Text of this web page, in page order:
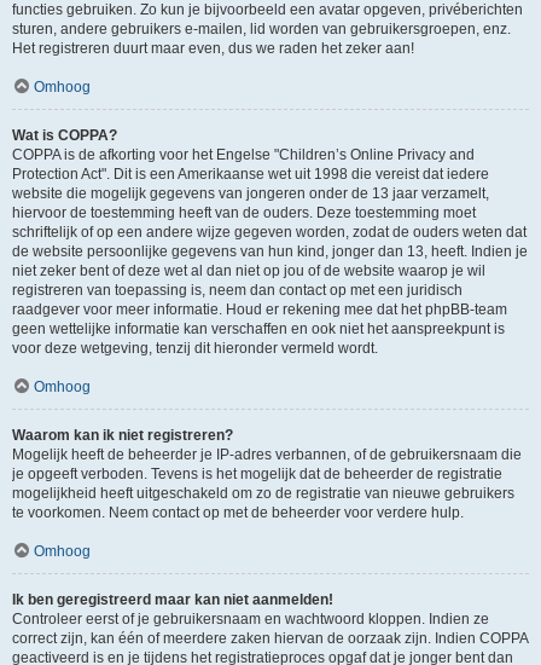
functies gebruiken. Zo kun je bijvoorbeeld een avatar opgeven, privéberichten
sturen, andere gebruikers e-mailen, lid worden van gebruikersgroepen, enz.
Het registreren duurt maar even, dus we raden het zeker aan!
Omhoog
Wat is COPPA?
COPPA is de afkorting voor het Engelse "Children’s Online Privacy and
Protection Act". Dit is een Amerikaanse wet uit 1998 die vereist dat iedere
website die mogelijk gegevens van jongeren onder de 13 jaar verzamelt,
hiervoor de toestemming heeft van de ouders. Deze toestemming moet
schriftelijk of op een andere wijze gegeven worden, zodat de ouders weten dat
de website persoonlijke gegevens van hun kind, jonger dan 13, heeft. Indien je
niet zeker bent of deze wet al dan niet op jou of de website waarop je wil
registreren van toepassing is, neem dan contact op met een juridisch
raadgever voor meer informatie. Houd er rekening mee dat het phpBB-team
geen wettelijke informatie kan verschaffen en ook niet het aanspreekpunt is
voor deze wetgeving, tenzij dit hieronder vermeld wordt.
Omhoog
Waarom kan ik niet registreren?
Mogelijk heeft de beheerder je IP-adres verbannen, of de gebruikersnaam die
je opgeeft verboden. Tevens is het mogelijk dat de beheerder de registratie
mogelijkheid heeft uitgeschakeld om zo de registratie van nieuwe gebruikers
te voorkomen. Neem contact op met de beheerder voor verdere hulp.
Omhoog
Ik ben geregistreerd maar kan niet aanmelden!
Controleer eerst of je gebruikersnaam en wachtwoord kloppen. Indien ze
correct zijn, kan één of meerdere zaken hiervan de oorzaak zijn. Indien COPPA
geactiveerd is en je tijdens het registratieproces opgaf dat je jonger bent dan